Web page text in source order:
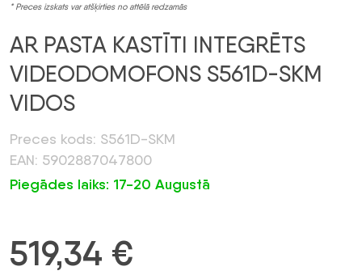
* Preces izskats var atšķirties no attēlā redzamās
AR PASTA KASTĪTI INTEGRĒTS
VIDEODOMOFONS S561D-SKM
VIDOS
Preces kods: S561D-SKM
EAN: 5902887047800
Piegādes laiks: 17-20 Augustā
519,34 €